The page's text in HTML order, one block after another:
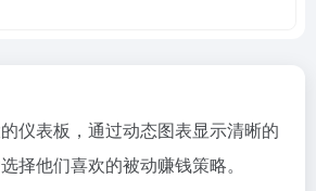
仪表板，通过动态图表显示清晰的
择他们喜欢的被动赚钱策略。